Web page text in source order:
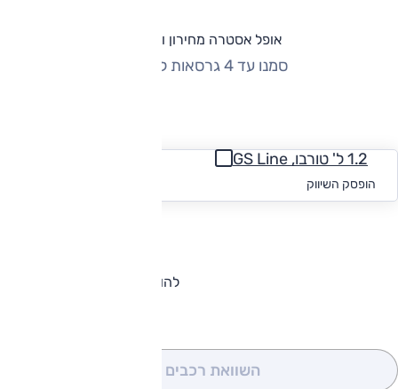
אופל אסטרה מחירון וגרסאות
סמנו עד 4 גרסאות להשוואה
1.2 ל' טורבו, GS Line
הופסק השיווק
להורדת קטלוג אופל אסטרה
השוואת רכבים